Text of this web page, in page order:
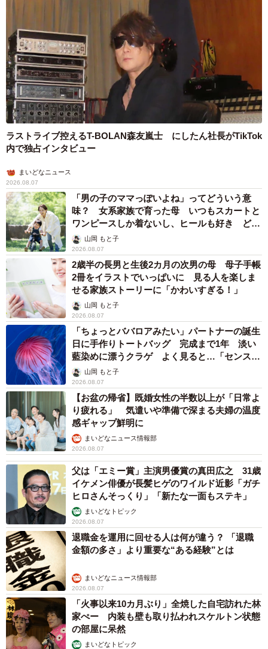
ラストライブ控えるT-BOLAN森友嵐士 にしたん社長がTikTok
内で独占インタビュー
まいどなニュース
2026.08.07
「男の子のママっぽいよね」ってどういう意
味？ 女系家族で育った母 いつもスカートと
ワンピースしか着ないし、ヒールも好き どの
へんが…
山岡 もと子
2026.08.07
2歳半の長男と生後2カ月の次男の母 母子手帳
2冊をイラストでいっぱいに 見る人を楽しま
せる家族ストーリーに「かわいすぎる！」
山岡 もと子
2026.08.07
「ちょっとババロアみたい」パートナーの誕生
日に手作りトートバッグ 完成まで1年 淡い
藍染めに漂うクラゲ よく見ると…「センスす
ごい」山岡 もと子
2026.08.07
【お盆の帰省】既婚女性の半数以上が「日常よ
り疲れる」 気遣いや準備で深まる夫婦の温度
感ギャップ鮮明に
まいどなニュース情報部
2026.08.07
父は「エミー賞」主演男優賞の真田広之 31歳
イケメン俳優が長髪ヒゲのワイルド近影「ガチ
ヒロさんそっくり」「新たな一面もステキ」
まいどなトピック
2026.08.07
退職金を運用に回せる人は何が違う？ 「退職
金額の多さ」より重要な“ある経験”とは
まいどなニュース情報部
2026.08.07
「火事以来10カ月ぶり」全焼した自宅訪れた林
家ぺー 内装も壁も取り払われスケルトン状態
の部屋に呆然
まいどなトピック